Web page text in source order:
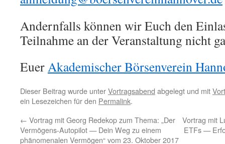
Andernfalls können wir Euch den
Teilnahme an der Veranstaltung nicht
EuerAkademischer Börsenverein
Dieser Beitrag wurde unterVortragsabend abgelegt und mit
ein Lesezeichen für den Permalink.
← Vortrag mit Georg Redekop zum Thema: „Der
Vermögens-Autopilot — Dein Weg zu einem
phänomenalen Vermögen“ vom 23. Oktober 2017
Vortrag mit
ETFs —